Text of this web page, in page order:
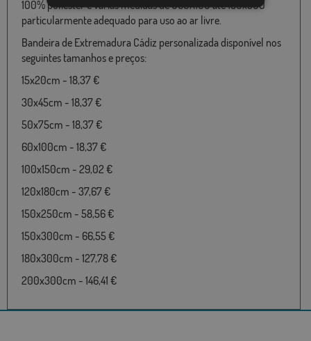
100% poliéster e várias medidas de 060X100 até 180x300
particularmente adequado para uso ao ar livre.
Bandeira de Extremadura Cádiz personalizada disponível nos
seguintes tamanhos e preços:
15x20cm - 18,37 €
30x45cm - 18,37 €
50x75cm - 18,37 €
60x100cm - 18,37 €
100x150cm - 29,02 €
120x180cm - 37,67 €
150x250cm - 58,56 €
150x300cm - 66,55 €
180x300cm - 127,78 €
200x300cm - 146,41 €